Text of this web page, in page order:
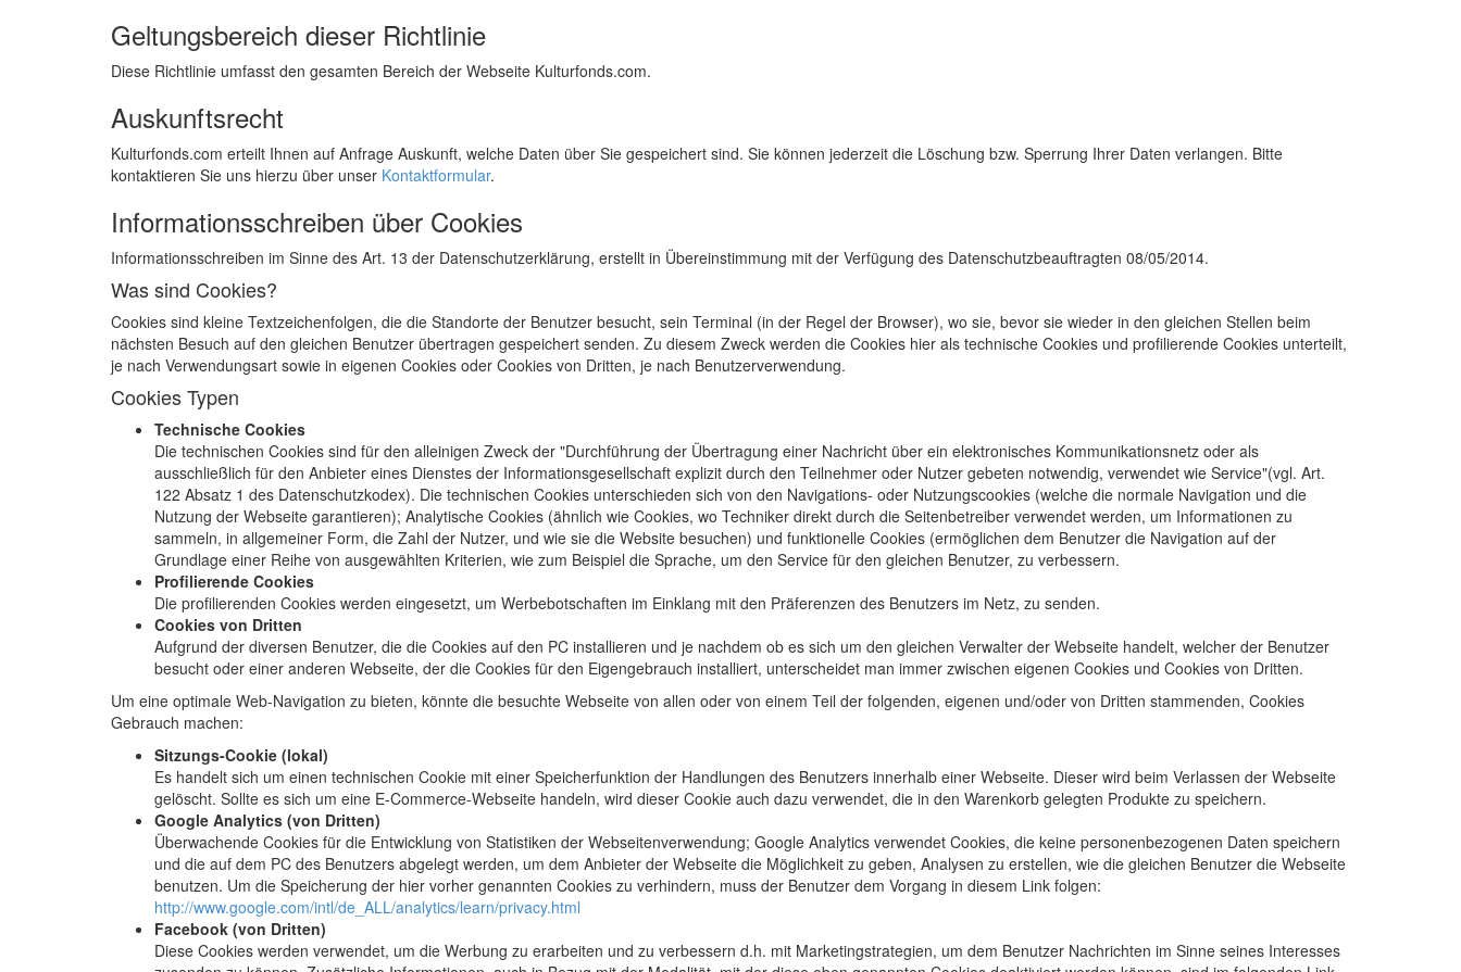
Geltungsbereich dieser Richtlinie
Diese Richtlinie umfasst den gesamten Bereich der Webseite Kulturfonds.com.
Auskunftsrecht
Kulturfonds.com erteilt Ihnen auf Anfrage Auskunft, welche Daten über Sie gespeichert sind. Sie können jederzeit die Löschung bzw. Sperrung Ihrer Daten verlangen. Bitte
kontaktieren Sie uns hierzu über unser Kontaktformular.
Informationsschreiben über Cookies
Informationsschreiben im Sinne des Art. 13 der Datenschutzerklärung, erstellt in Übereinstimmung mit der Verfügung des Datenschutzbeauftragten 08/05/2014.
Was sind Cookies?
Cookies sind kleine Textzeichenfolgen, die die Standorte der Benutzer besucht, sein Terminal (in der Regel der Browser), wo sie, bevor sie wieder in den gleichen Stellen beim
nächsten Besuch auf den gleichen Benutzer übertragen gespeichert senden. Zu diesem Zweck werden die Cookies hier als technische Cookies und profilierende Cookies unterteilt,
je nach Verwendungsart sowie in eigenen Cookies oder Cookies von Dritten, je nach Benutzerverwendung.
Cookies Typen
Technische Cookies
Die technischen Cookies sind für den alleinigen Zweck der "Durchführung der Übertragung einer Nachricht über ein elektronisches Kommunikationsnetz oder als
ausschließlich für den Anbieter eines Dienstes der Informationsgesellschaft explizit durch den Teilnehmer oder Nutzer gebeten notwendig, verwendet wie Service"(vgl. Art.
122 Absatz 1 des Datenschutzkodex). Die technischen Cookies unterschieden sich von den Navigations- oder Nutzungscookies (welche die normale Navigation und die
Nutzung der Webseite garantieren); Analytische Cookies (ähnlich wie Cookies, wo Techniker direkt durch die Seitenbetreiber verwendet werden, um Informationen zu
sammeln, in allgemeiner Form, die Zahl der Nutzer, und wie sie die Website besuchen) und funktionelle Cookies (ermöglichen dem Benutzer die Navigation auf der
Grundlage einer Reihe von ausgewählten Kriterien, wie zum Beispiel die Sprache, um den Service für den gleichen Benutzer, zu verbessern.
Profilierende Cookies
Die profilierenden Cookies werden eingesetzt, um Werbebotschaften im Einklang mit den Präferenzen des Benutzers im Netz, zu senden.
Cookies von Dritten
Aufgrund der diversen Benutzer, die die Cookies auf den PC installieren und je nachdem ob es sich um den gleichen Verwalter der Webseite handelt, welcher der Benutzer
besucht oder einer anderen Webseite, der die Cookies für den Eigengebrauch installiert, unterscheidet man immer zwischen eigenen Cookies und Cookies von Dritten.
Um eine optimale Web-Navigation zu bieten, könnte die besuchte Webseite von allen oder von einem Teil der folgenden, eigenen und/oder von Dritten stammenden, Cookies
Gebrauch machen:
Sitzungs-Cookie (lokal)
Es handelt sich um einen technischen Cookie mit einer Speicherfunktion der Handlungen des Benutzers innerhalb einer Webseite. Dieser wird beim Verlassen der Webseite
gelöscht. Sollte es sich um eine E-Commerce-Webseite handeln, wird dieser Cookie auch dazu verwendet, die in den Warenkorb gelegten Produkte zu speichern.
Google Analytics (von Dritten)
Überwachende Cookies für die Entwicklung von Statistiken der Webseitenverwendung; Google Analytics verwendet Cookies, die keine personenbezogenen Daten speichern
und die auf dem PC des Benutzers abgelegt werden, um dem Anbieter der Webseite die Möglichkeit zu geben, Analysen zu erstellen, wie die gleichen Benutzer die Webseite
benutzen. Um die Speicherung der hier vorher genannten Cookies zu verhindern, muss der Benutzer dem Vorgang in diesem Link folgen:
http://www.google.com/intl/de_ALL/analytics/learn/privacy.html
Facebook (von Dritten)
Diese Cookies werden verwendet, um die Werbung zu erarbeiten und zu verbessern d.h. mit Marketingstrategien, um dem Benutzer Nachrichten im Sinne seines Interesses